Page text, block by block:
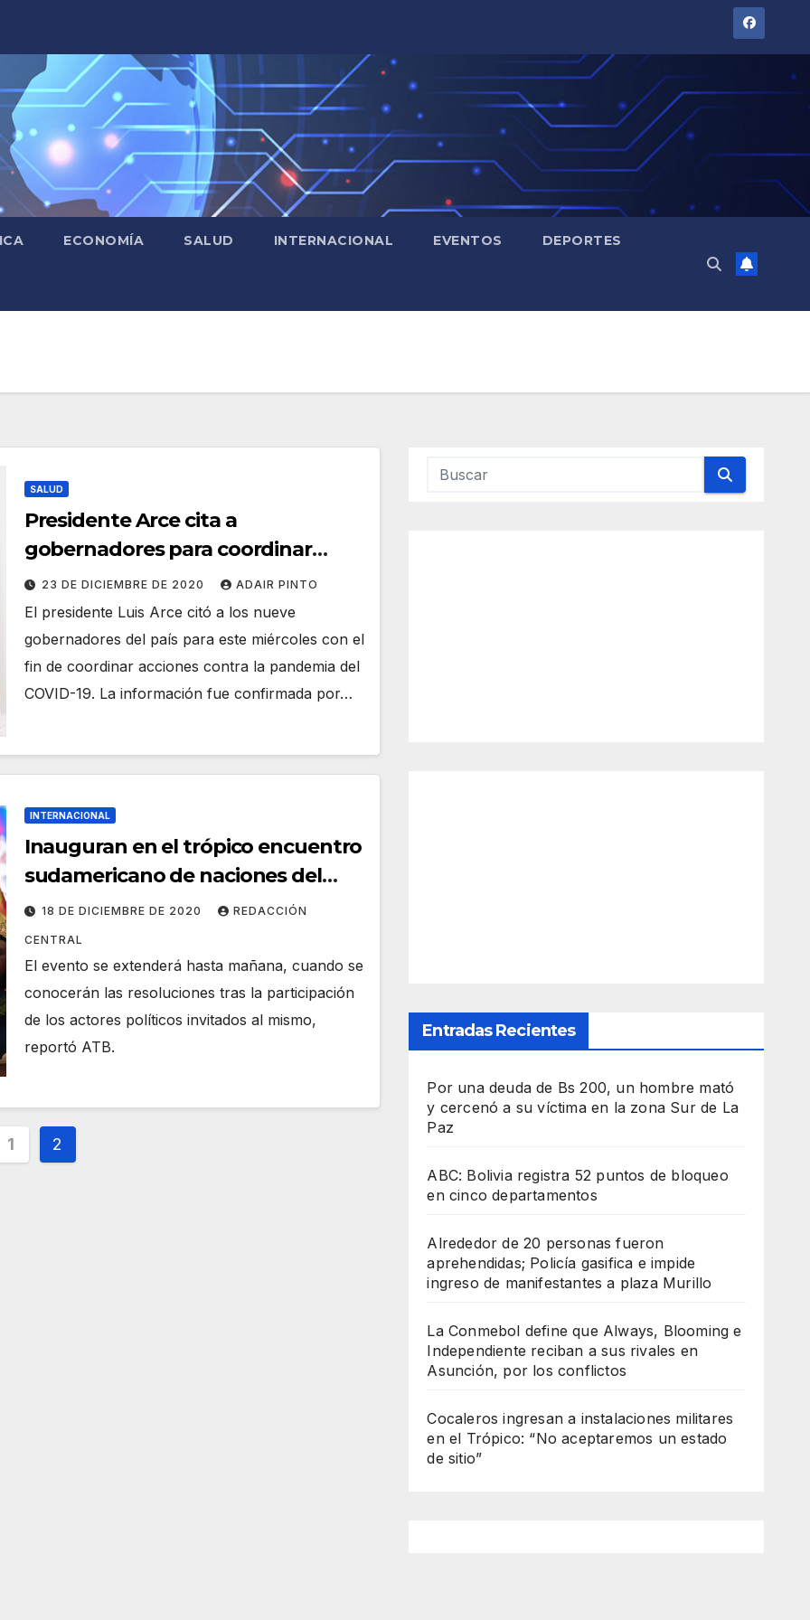
ECONOMÍA SALUD INTERNACIONAL EVENTOS DEPORTES
SALUD
Presidente Arce cita a
gobernadores para coordinar
acciones contra el COVID-19
23 DE DICIEMBRE DE 2020 ADAIR PINTO
El presidente Luis Arce citó a los nueve
gobernadores del país para este miércoles con el
fin de coordinar acciones contra la pandemia del
COVID-19. La información fue confirmada por…
INTERNACIONAL
Inauguran en el trópico encuentro
sudamericano de naciones del
Abya Yala
18 DE DICIEMBRE DE 2020 REDACCIÓN
CENTRAL
El evento se extenderá hasta mañana, cuando se
conocerán las resoluciones tras la participación
de los actores políticos invitados al mismo,
reportó ATB.
1 2
Entradas Recientes
Por una deuda de Bs 200, un hombre mató
y cercenó a su víctima en la zona Sur de La
Paz
ABC: Bolivia registra 52 puntos de bloqueo
en cinco departamentos
Alrededor de 20 personas fueron
aprehendidas; Policía gasifica e impide
ingreso de manifestantes a plaza Murillo
La Conmebol define que Always, Blooming e
Independiente reciban a sus rivales en
Asunción, por los conflictos
Cocaleros ingresan a instalaciones militares
en el Trópico: “No aceptaremos un estado
de sitio”